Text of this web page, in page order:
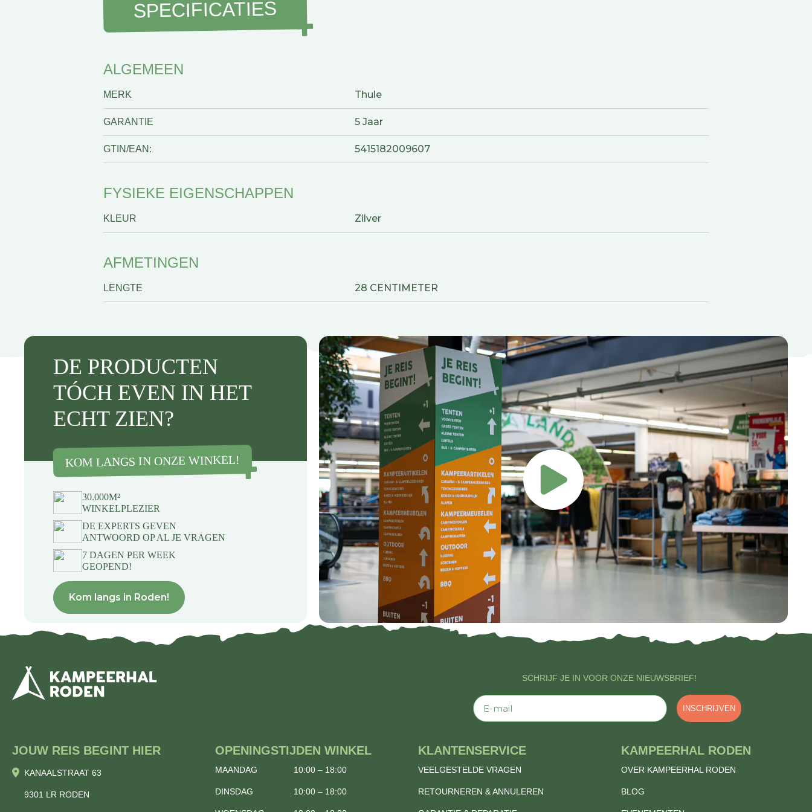
SPECIFICATIES
ALGEMEEN
MERK Thule
GARANTIE 5 Jaar
GTIN/EAN: 5415182009607
FYSIEKE EIGENSCHAPPEN
KLEUR Zilver
AFMETINGEN
LENGTE 28 CENTIMETER
DE PRODUCTEN
TÓCH EVEN IN HET
ECHT ZIEN?
KOM LANGS IN ONZE WINKEL!
30.000M²
WINKELPLEZIER
DE EXPERTS GEVEN
ANTWOORD OP AL JE VRAGEN
7 DAGEN PER WEEK
GEOPEND!
Kom langs in Roden!
SCHRIJF JE IN VOOR ONZE NIEUWSBRIEF!
E-mail
INSCHRIJVEN
JOUW REIS BEGINT HIER
KANAALSTRAAT 63
9301 LR RODEN
OPENINGSTIJDEN WINKEL
MAANDAG 10:00 – 18:00
DINSDAG 10:00 – 18:00
KLANTENSERVICE
VEELGESTELDE VRAGEN
RETOURNEREN & ANNULEREN
KAMPEERHAL RODEN
OVER KAMPEERHAL RODEN
BLOG